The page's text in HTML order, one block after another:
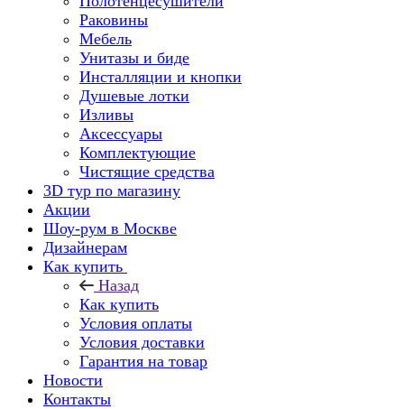
Раковины
Мебель
Унитазы и биде
Инсталляции и кнопки
Душевые лотки
Изливы
Аксессуары
Комплектующие
Чистящие средства
3D тур по магазину
Акции
Шоу-рум в Москве
Дизайнерам
Как купить
Назад
Как купить
Условия оплаты
Условия доставки
Гарантия на товар
Новости
Контакты